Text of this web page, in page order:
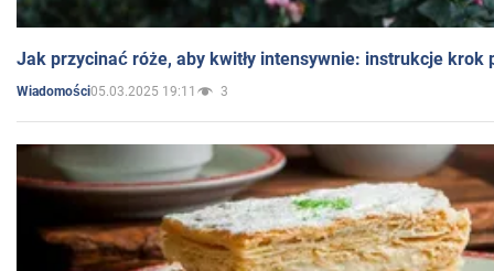
Jak przycinać róże, aby kwitły intensywnie: instrukcje krok
Wiadomości05.03.2025 19:11 3